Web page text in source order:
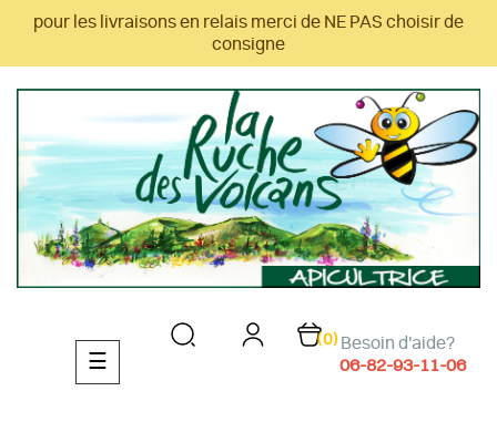
pour les livraisons en relais merci de NE PAS choisir de
consigne
Basculer
la
☰
(0) Besoin d'aide?
06-82-93-11-06